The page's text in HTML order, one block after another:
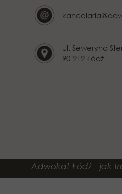
Adwokat Łódź - jak
ul. Seweryna
90-212 Łódź